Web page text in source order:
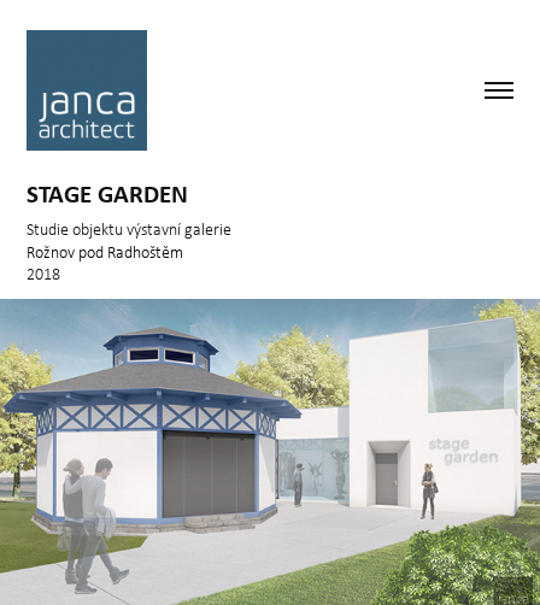
STAGE GARDEN
Studie objektu výstavní galerie
Rožnov pod Radhoštěm
2018